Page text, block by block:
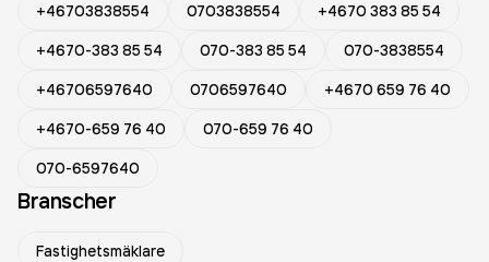
+46703838554
0703838554
+4670 383 85 54
+4670-383 85 54
070-383 85 54
070-3838554
+46706597640
0706597640
+4670 659 76 40
+4670-659 76 40
070-659 76 40
070-6597640
Branscher
Fastighetsmäklare